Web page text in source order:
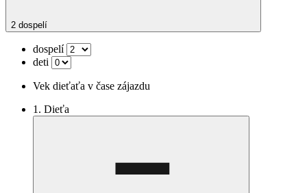
2 dospelí
dospelí
deti
Vek dieťaťa v čase zájazdu
1. Dieťa